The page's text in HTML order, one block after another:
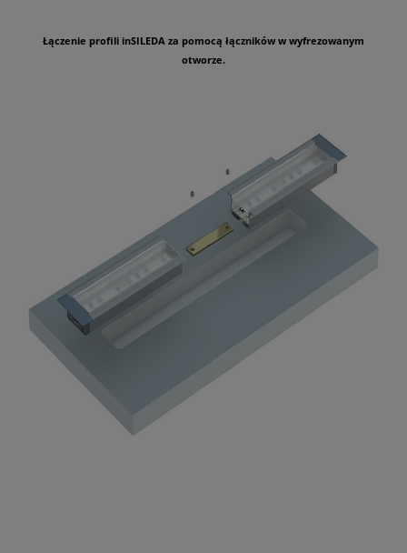
Łączenie profili inSILEDA za pomocą łączników w wyfrezowanym
otworze.